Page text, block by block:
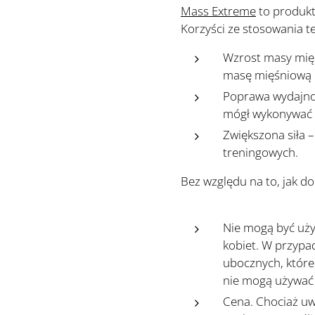
Mass Extremeto
Korzyści ze stosowania
Wzrost masy
masę
Poprawa
mógł
Zwiększona siła
treningowych. 💪
Bez względu na to, jak
Nie mogą być
kobiet. W
ubocznych,
nie mogą
Cena. Chociaż